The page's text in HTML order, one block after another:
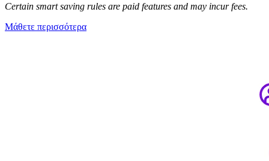
Certain smart saving rules are paid features and may incur fees.
Μάθετε περισσότερα